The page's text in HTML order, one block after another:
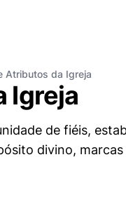
Atributos da Igreja
Igreja
de fiéis,
divino,